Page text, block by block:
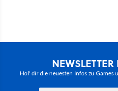
NEWSLETTER
Hol' dir die neuesten Infos zu Games